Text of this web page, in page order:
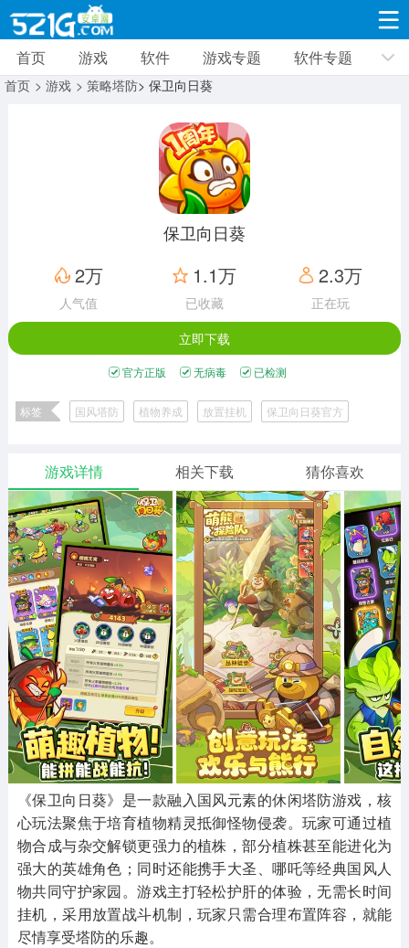
游戏 软件 游戏专题 软件专题 新闻资讯
8691款应用
动作闯关
12960款应用
赛车竞速
3628款应用
卡牌对战
2051款应用
体育运动
1277款应用
手游辅助
1958款应用
二次元
模拟经营
传奇手游
仙侠手游
485款应用
手赚网赚
446款应用
绝地求生
34款应用
三国游戏
3931款应用
我的世界
69款应用
像素游戏
700款应用
其他
981款应用
末日游戏
1405款应用
pc游戏
3443款应用
游戏攻略
63款应用
软件教程
8款应用
热点新闻
8款应用
首页 游戏 软件 游戏专题 软件专题
首页 > 游戏 > 策略塔防> 保卫向日葵
保卫向日葵
2万
人气值
1.1万
已收藏
2.3万
正在玩
立即下载
官方正版 无病毒 已检测
标签 国风塔防 植物养成 放置挂机 保卫向日葵官方
游戏详情 相关下载 猜你喜欢
《保卫向日葵》是一款融入国风元素的休闲塔防游戏，核
心玩法聚焦于培育植物精灵抵御怪物侵袭。玩家可通过植
物合成与杂交解锁更强力的植株，部分植株甚至能进化为
强大的英雄角色；同时还能携手大圣、哪吒等经典国风人
物共同守护家园。游戏主打轻松护肝的体验，无需长时间
挂机，采用放置战斗机制，玩家只需合理布置阵容，就能
尽情享受塔防的乐趣。